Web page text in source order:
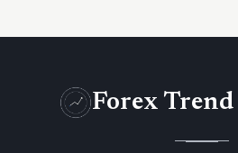
Forex Trend